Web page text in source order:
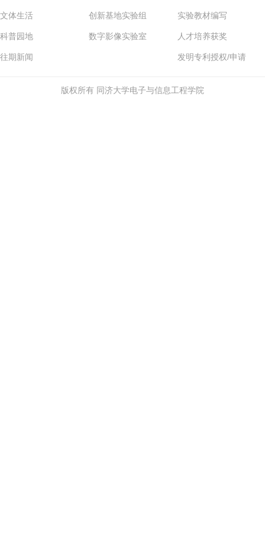
文体生活
科普园地
往期新闻
创新基地实验组
数字影像实验室
实验教材编写
人才培养获奖
发明专利授权/申请
版权所有 同济大学电子与信息工程学院